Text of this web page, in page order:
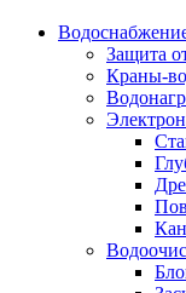
Строительные
Все для бани
Защита
Краны-